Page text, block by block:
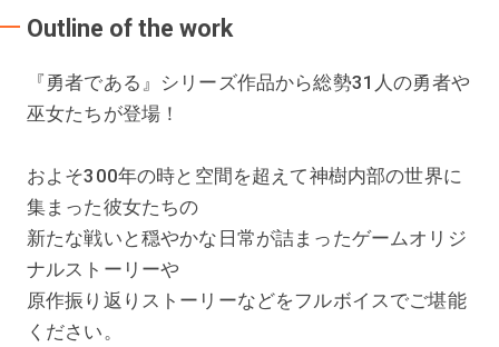
Outline of the work
『勇者である』シリーズ作品から総勢31人の勇者や
巫女たちが登場！
およそ300年の時と空間を超えて神樹内部の世界に
集まった彼女たちの
新たな戦いと穏やかな日常が詰まったゲームオリジ
ナルストーリーや
原作振り返りストーリーなどをフルボイスでご堪能
ください。